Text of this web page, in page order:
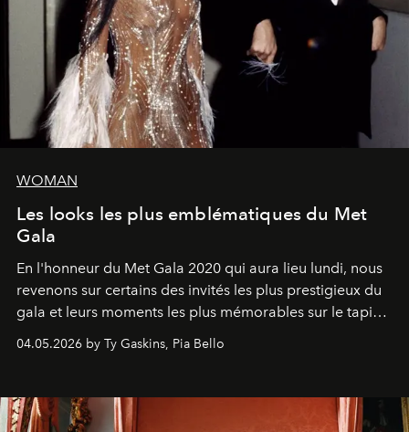
WOMAN
Les looks les plus emblématiques du Met
Gala
En l'honneur du Met Gala 2020 qui aura lieu lundi, nous
revenons sur certains des invités les plus prestigieux du
gala et leurs moments les plus mémorables sur le tapis
04.05.2026 by Ty Gaskins, Pia Bello